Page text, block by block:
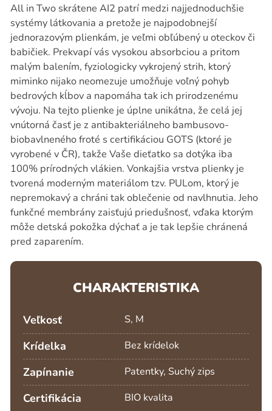
All in Two skrátene AI2 patrí medzi najjednoduchšie
systémy látkovania a pretože je najpodobnejší
jednorazovým plienkám, je veľmi obľúbený u oteckov či
babičiek. Prekvapí vás vysokou absorbciou a pritom
malým balením, fyziologicky vykrojený strih, ktorý
miminko nijako neomezuje umožňuje voľný pohyb
bedrových kĺbov a napomáha tak ich prirodzenému
vývoju. Na tejto plienke je úplne unikátna, že celá jej
vnútorná časť je z antibakteriálneho bambusovo-
biobavlneného froté s certifikáciou GOTS (ktoré je
vyrobené v ČR), takže Vaše dieťatko sa dotýka iba
100% prírodných vlákien. Vonkajšia vrstva plienky je
tvorená moderným materiálom tzv. PULom, ktorý je
nepremokavý a chráni tak oblečenie od navlhnutia. Jeho
funkčné membrány zaisťujú priedušnosť, vďaka ktorým
môže detská pokožka dýchať a je tak lepšie chránená
pred zaparením.
CHARAKTERISTIKA
Veľkosť S, M
Krídelka Bez krídelok
Zapínanie Patentky, Suchý zips
Certifikácia BIO kvalita